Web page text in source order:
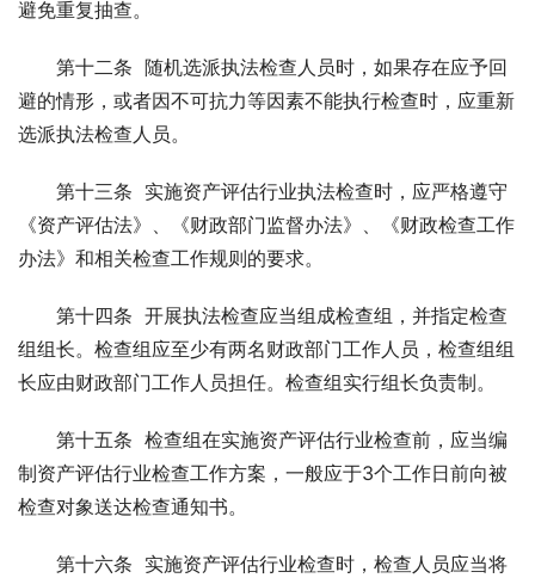
避免重复抽查。
第十二条  随机选派执法检查人员时，如果存在应予回
避的情形，或者因不可抗力等因素不能执行检查时，应重新
选派执法检查人员。
第十三条  实施资产评估行业执法检查时，应严格遵守
《资产评估法》、《财政部门监督办法》、《财政检查工作
办法》和相关检查工作规则的要求。
第十四条  开展执法检查应当组成检查组，并指定检查
组组长。检查组应至少有两名财政部门工作人员，检查组组
长应由财政部门工作人员担任。检查组实行组长负责制。
第十五条  检查组在实施资产评估行业检查前，应当编
制资产评估行业检查工作方案，一般应于3个工作日前向被
检查对象送达检查通知书。
第十六条  实施资产评估行业检查时，检查人员应当将